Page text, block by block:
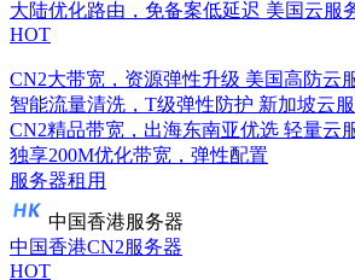
大陆优化路由，免备案低延迟 美国云服
HOT
CN2大带宽，资源弹性升级 美国高防云
智能流量清洗，T级弹性防护 新加坡云
CN2精品带宽，出海东南亚优选 轻量云
独享200M优化带宽，弹性配置
服务器租用
中国香港服务器
中国香港CN2服务器
HOT